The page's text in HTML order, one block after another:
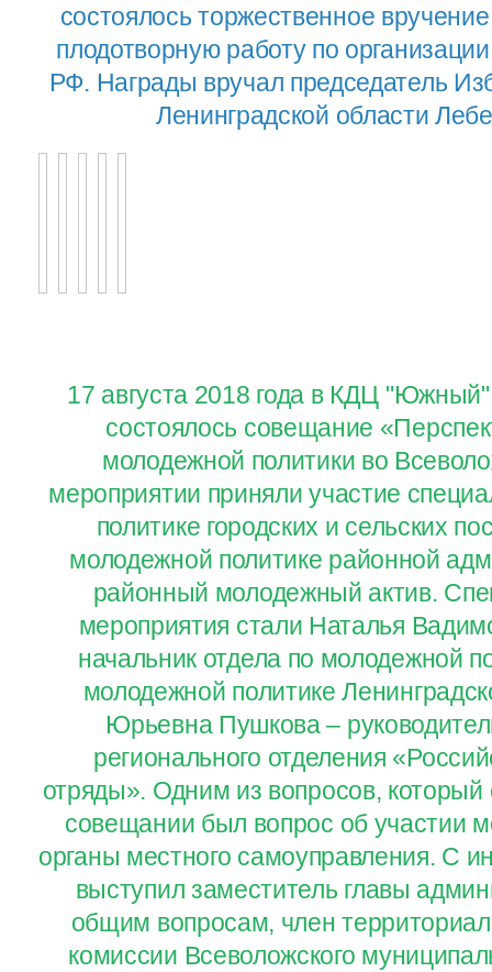
состоялось торжественное
плодотворную работу по
РФ. Награды вручал председатель
Ленинградской области
17 августа 2018 года в КДЦ
состоялось совещание
молодежной политики во
мероприятии приняли участие
политике городских и сельских
молодежной политике районной
районный молодежный актив.
мероприятия стали Наталья
начальник отдела по молодежной
молодежной политике
Юрьевна Пушкова –
регионального отделения
отряды». Одним из вопросов,
совещании был вопрос об участии
органы местного самоуправления. С
выступил заместитель главы
общим вопросам, член
комиссии Всеволожского